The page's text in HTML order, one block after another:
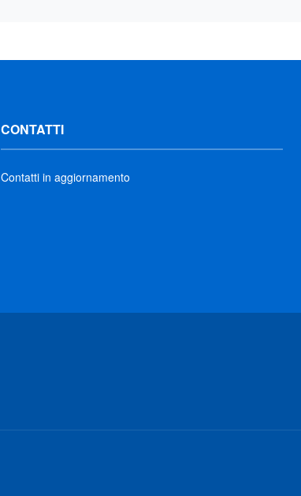
CONTATTI
Contatti in aggiornamento